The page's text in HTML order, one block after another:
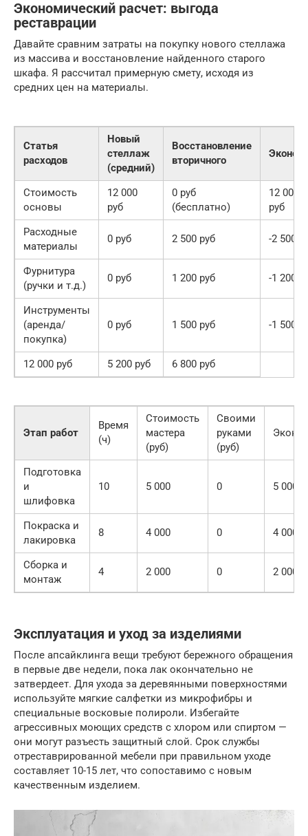
Экономический расчет: выгода
реставрации
Давайте сравним затраты на покупку нового стеллажа
из массива и восстановление найденного старого
шкафа. Я рассчитал примерную смету, исходя из
средних цен на материалы.
Статья
расходов
Новый
стеллаж
(средний)
Восстановление
вторичного
Стоимость
основы
12 000
руб
0 руб
(бесплатно)
12 000
руб
Расходные
материалы
0 руб 2 500 руб -2 500
Фурнитура
(ручки и т.д.)
0 руб 1 200 руб -1 200
Инструменты
(аренда/
покупка)
0 руб 1 500 руб -1 500
12 000 руб 5 200 руб 6 800 руб
Этап работ
Время
(ч)
Стоимость
мастера
(руб)
Своими
руками
(руб)
Подготовка
и
шлифовка
10 5 000 0 5 000
Покраска и
лакировка
8 4 000 0 4 000
Сборка и
монтаж
4 2 000 0 2 000
Эксплуатация и уход за изделиями
После апсайклинга вещи требуют бережного обращения
в первые две недели, пока лак окончательно не
затвердеет. Для ухода за деревянными поверхностями
используйте мягкие салфетки из микрофибры и
специальные восковые полироли. Избегайте
агрессивных моющих средств с хлором или спиртом —
они могут разъесть защитный слой. Срок службы
отреставрированной мебели при правильном уходе
составляет 10-15 лет, что сопоставимо с новым
качественным изделием.